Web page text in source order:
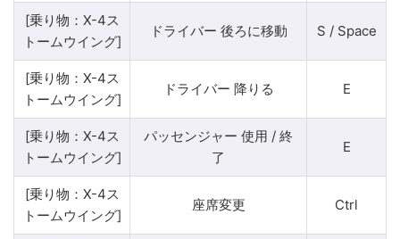
[乗り物：X-4ス
トームウイング]
ドライバー 後ろに移動 S / Space
[乗り物：X-4ス
トームウイング]
ドライバー 降りる E
[乗り物：X-4ス
トームウイング]
パッセンジャー 使用 / 終
了
E
[乗り物：X-4ス
トームウイング]
座席変更 Ctrl